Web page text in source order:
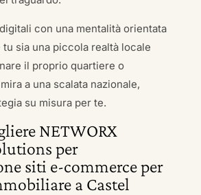
con una mentalità orientata
sia una piccola realtà locale
il proprio quartiere o
a una scalata nazionale,
su misura per te.
NETWORX
per
siti e-commerce per
a Castel